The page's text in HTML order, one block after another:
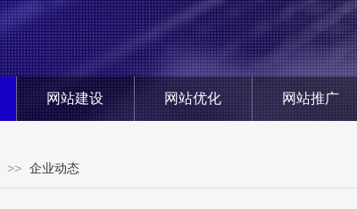
网站建设 网站优化 网站推广
>> 企业动态